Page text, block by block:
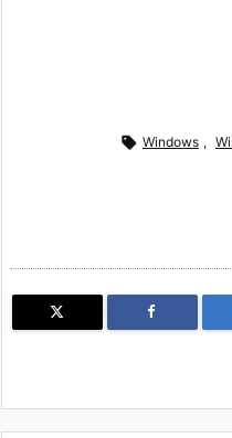
 Windows ,